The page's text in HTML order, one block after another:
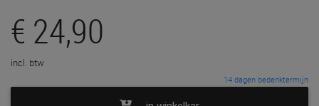
€ 24,90
incl. btw
14 dagen bedenktermijn